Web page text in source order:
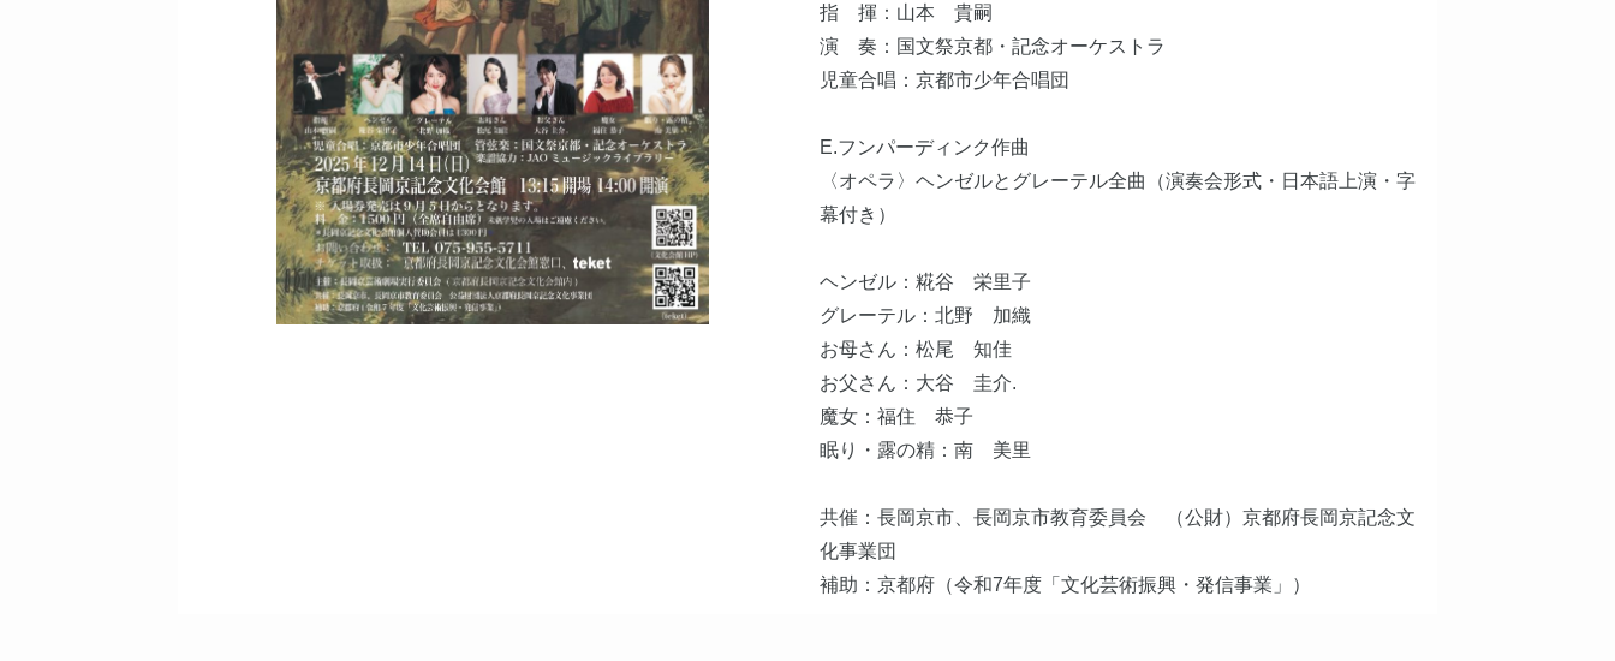
指 揮：山本 貴嗣
演 奏：国文祭京都・記念オーケストラ
児童合唱：京都市少年合唱団
E.フンパーディンク作曲
〈オペラ〉ヘンゼルとグレーテル全曲（演奏会形式・日本語上演・字
幕付き）
ヘンゼル：糀谷 栄里子
グレーテル：北野 加織
お母さん：松尾 知佳
お父さん：大谷 圭介.
魔女：福住 恭子
眠り・露の精：南 美里
共催：長岡京市、長岡京市教育委員会 （公財）京都府長岡京記念文
化事業団
補助：京都府（令和7年度「文化芸術振興・発信事業」）